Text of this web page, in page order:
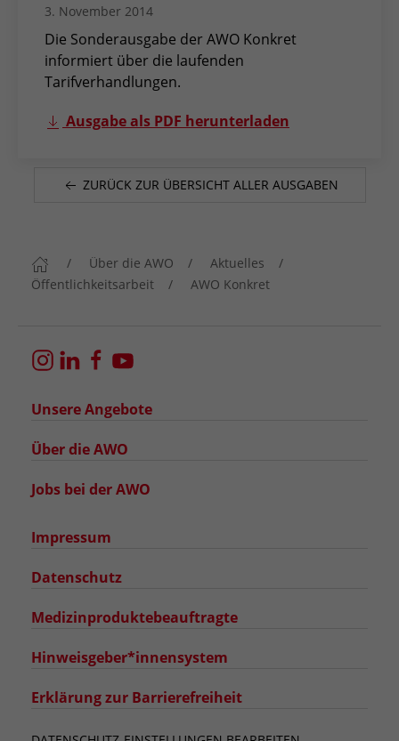
3. November 2014
Die Sonderausgabe der AWO Konkret
informiert über die laufenden
Tarifverhandlungen.
Ausgabe als PDF herunterladen
ZURÜCK ZUR ÜBERSICHT ALLER AUSGABEN
Über die AWO
Aktuelles
Öffentlichkeitsarbeit
AWO Konkret
Unsere Angebote
Über die AWO
Jobs bei der AWO
Impressum
Datenschutz
Medizinproduktebeauftragte
Hinweisgeber*innensystem
Erklärung zur Barrierefreiheit